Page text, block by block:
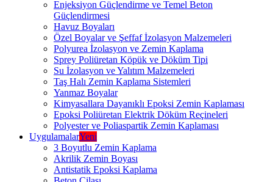
Enjeksiyon Güçlendirme ve Temel Beton
Güçlendirmesi
Havuz Boyaları
Özel Boyalar ve Şeffaf İzolasyon Malzemeleri
Polyurea İzolasyon ve Zemin Kaplama
Sprey Poliüretan Köpük ve Döküm Tipi
Su İzolasyon ve Yalıtım Malzemeleri
Taş Halı Zemin Kaplama Sistemleri
Yanmaz Boyalar
Kimyasallara Dayanıklı Epoksi Zemin Kaplaması
Epoksi Poliüretan Elektrik Döküm Reçineleri
Polyester ve Poliaspartik Zemin Kaplaması
UygulamalarYeni
3 Boyutlu Zemin Kaplama
Akrilik Zemin Boyası
Antistatik Epoksi Kaplama